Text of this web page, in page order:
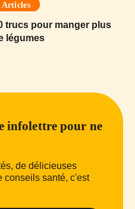
Articles
trucs pour manger plus
légumes
infolettre pour ne
de délicieuses
conseils santé, c'est